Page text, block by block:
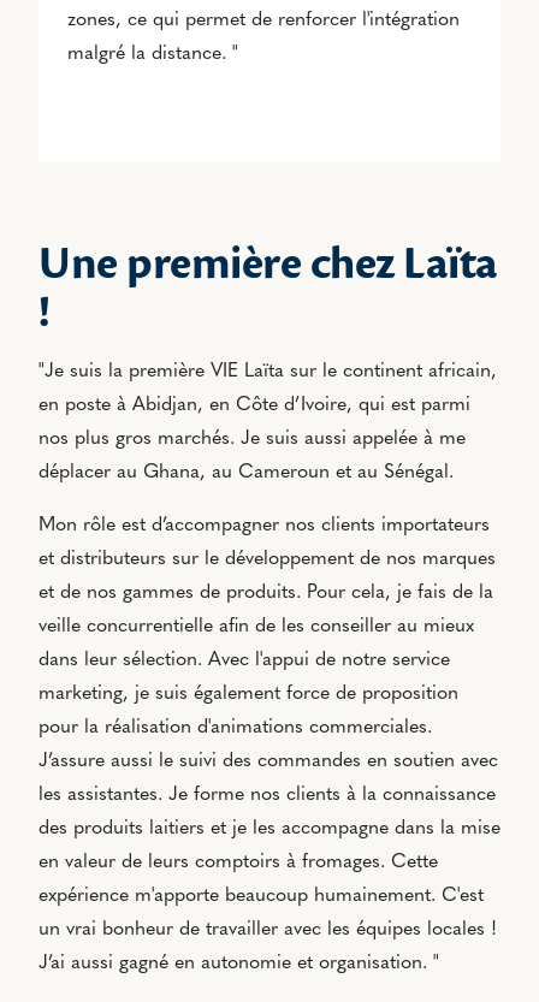
zones, ce qui permet de renforcer l'intégration
malgré la distance. "
Une première chez Laïta
!
"Je suis la première VIE Laïta sur le continent africain,
en poste à Abidjan, en Côte d’Ivoire, qui est parmi
nos plus gros marchés. Je suis aussi appelée à me
déplacer au Ghana, au Cameroun et au Sénégal.
Mon rôle est d’accompagner nos clients importateurs
et distributeurs sur le développement de nos marques
et de nos gammes de produits. Pour cela, je fais de la
veille concurrentielle afin de les conseiller au mieux
dans leur sélection. Avec l'appui de notre service
marketing, je suis également force de proposition
pour la réalisation d'animations commerciales.
J’assure aussi le suivi des commandes en soutien avec
les assistantes. Je forme nos clients à la connaissance
des produits laitiers et je les accompagne dans la mise
en valeur de leurs comptoirs à fromages. Cette
expérience m'apporte beaucoup humainement. C'est
un vrai bonheur de travailler avec les équipes locales !
J’ai aussi gagné en autonomie et organisation. "